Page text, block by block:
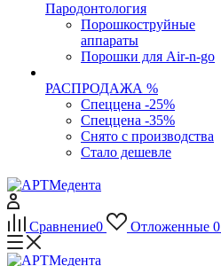
Пародонтология
Порошкоструйные
аппараты
Порошки для Air-n-go
РАСПРОДАЖА %
Спеццена -25%
Спеццена -35%
Снято с производства
Стало дешевле
Сравнение0 Отложенные 0